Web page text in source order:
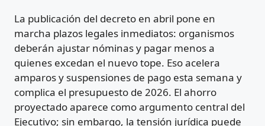
La publicación del decreto en abril pone en
marcha plazos legales inmediatos: organismos
deberán ajustar nóminas y pagar menos a
quienes excedan el nuevo tope. Eso acelera
amparos y suspensiones de pago esta semana y
complica el presupuesto de 2026. El ahorro
proyectado aparece como argumento central del
Ejecutivo; sin embargo, la tensión jurídica puede